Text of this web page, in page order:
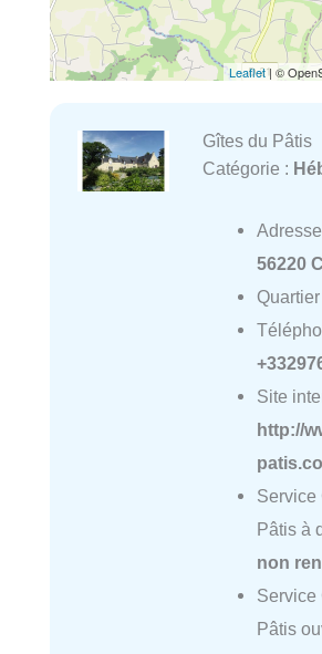
Leaflet| ©
Gîtes du Pâtis
Catégorie :
56220
Quartier
Site
http://
Service
Pâtis à
non
Service
Pâtis